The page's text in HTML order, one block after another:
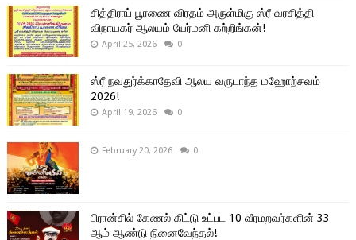
சித்திராப் பூரணை விரதம் அருள்மிகு ஸ்ரீ வரசித்தி
விநாயகர் ஆலயம் யேர்மனி கற்றிங்கன்!
April 25, 2026 0
ஸ்ரீ நவதுர்க்காதேவி ஆலய வருடாந்த மஹோற்சவம்
2026!
April 19, 2026 0
February 20, 2026 0
பிரான்சில் கேணல் கிட்டு உட்பட 10 வீரமறவர்களின் 33
ஆம் ஆண்டு நினைவேந்தல்!